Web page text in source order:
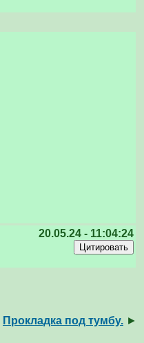
20.05.24 - 11:04:24
Прокладка под тумбу. ►